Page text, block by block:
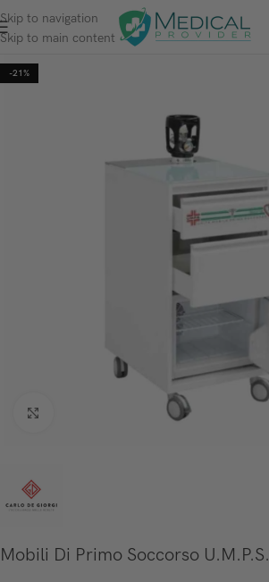
Skip to navigation
Skip to main content
-21%
Mobili Di Primo Soccorso U.M.P.S.